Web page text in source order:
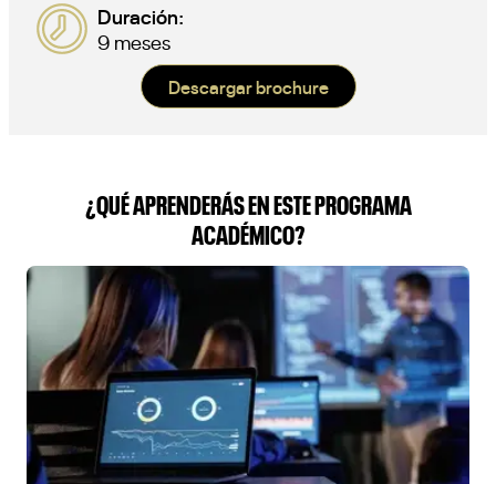
Duración:
9 meses
Descargar brochure
¿QUÉ APRENDERÁS EN ESTE PROGRAMA
ACADÉMICO?